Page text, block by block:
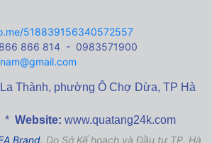
518839156340572557
866 814 - 0983571900
Thành, phường Ô Chợ Dừa, TP Hà
* Website: www.quatang24k.com
Brand. Do Sở Kế hoạch và Đầu tư TP. Hà